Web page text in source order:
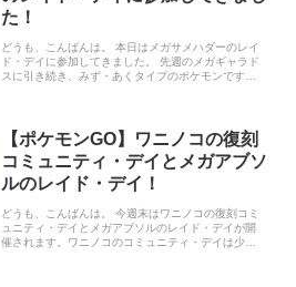
イベントボーナス 「キョダイマックスニャース」の
「マックスバトルデイ」 イベント期間 イベントボー
ム）」の「レイド・デイ」 …
た！
どうも、こんばんは。 本日はメガサメハダーのレイ
ド・デイに参加してきました。 先週のメガギャラド
スに引き続き、みず・あくタイプのポケモンです。
でも危なげなく討伐できましたね。 駅近くは人が集
まるのですが、少し離れると人が集まらないのが残
念です。 残念ながら色違いは出ませんでしたが、メ
ガエナジーは大量にゲットすることができました。
個人的には、次はメガバクーダが来てほしいです
ね。 終わりに… シーズン「変わりゆく物語」の「ス
ペシャルリサーチ」を達成して…
【ポケモンGO】ワニノコの復刻
コミュニティ・デイとメガアブソ
ルのレイド・デイ！
どうも、こんばんは。 今週末はワニノコの復刻コミ
ュニティ・デイとメガアブソルのレイド・デイが開
催されます。ワニノコのコミュニティ・デイは少し